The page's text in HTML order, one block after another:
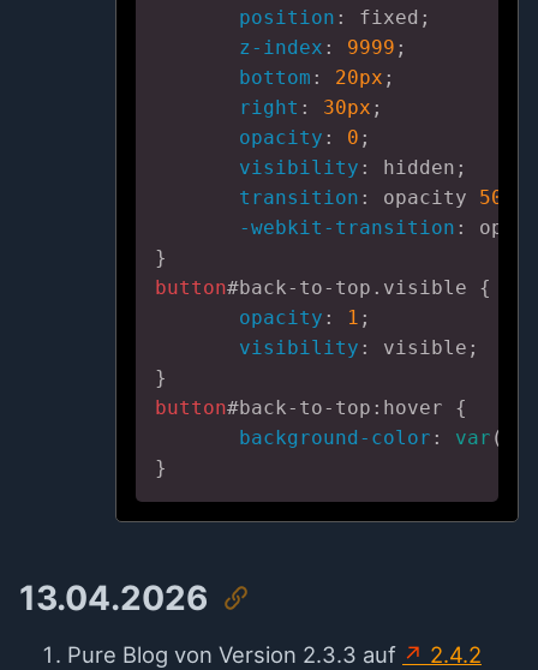
position : fixed;
z-index : 9999 ;
bottom : 20px ;
right : 30px ;
opacity : 0 ;
visibility : hidden;
transition : opacity 500ms
-webkit-transition :
button#back-to-top .visible {
opacity : 1 ;
visibility : visible;
button#back-to-top :hover {
background-color : var (--
}
13.04.2026
Pure Blog von Version 2.3.3 auf
2.4.2